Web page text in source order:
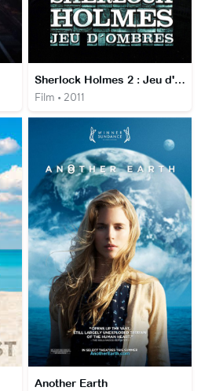
Sherlock Holmes 2 : Jeu d'ombres
Film • 2011
Another Earth